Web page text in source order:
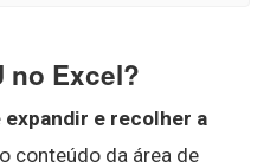
no Excel?
e recolher a
conteúdo da área de